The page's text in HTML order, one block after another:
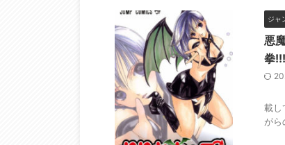
ジャ
悪
拳!!!
『
載し
がら